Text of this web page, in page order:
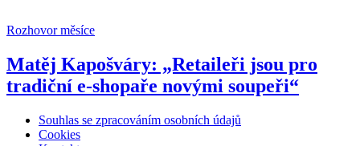
Rozhovor měsíce
Matěj Kapošváry: „Retaileři jsou pro
tradiční e-shopaře novými soupeři“
Souhlas se zpracováním osobních údajů
Cookies